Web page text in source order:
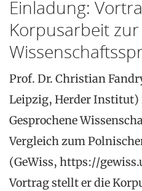
Einladung:
Korpusarbeit
Prof. Dr. Christian
Leipzig, Herder Institut)
Gesprochene
Vergleich zum
(GeWiss, https://
Vortrag stellt er die